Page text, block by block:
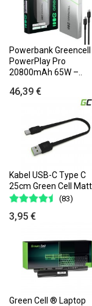
Powerbank Greencell
PowerPlay Pro
20800mAh 65W –..
46,39 €
Kabel USB-C Type C
25cm Green Cell
(83)
3,95 €
Green Cell ® Laptop